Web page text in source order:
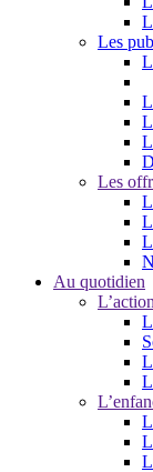
Les
Les
Au quotidien